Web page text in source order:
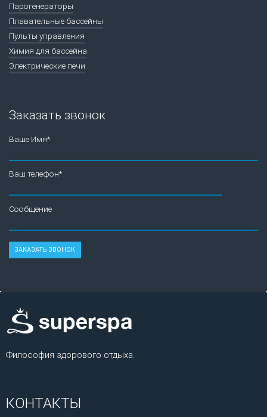
Парогенераторы
Плавательные бассейны
Пульты управления
Химия для бассейна
Электрические печи
Заказать звонок
Ваше Имя*
Ваш телефон*
Сообщение
Философия здорового отдыха.
КОНТАКТЫ